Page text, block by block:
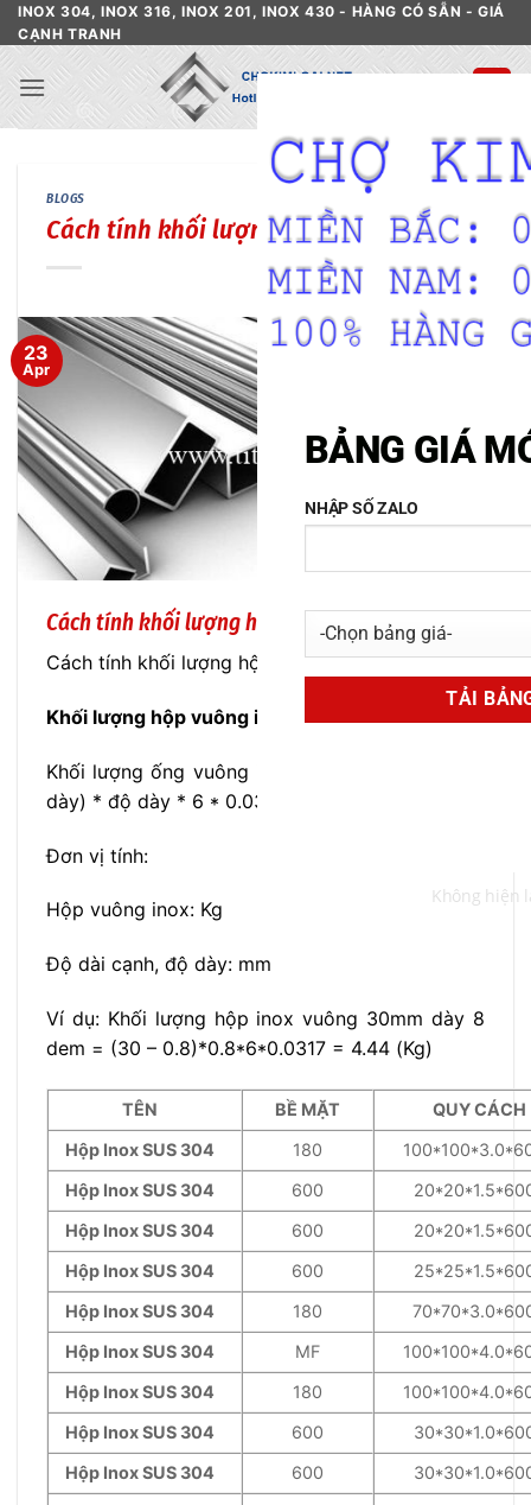
Skip
to
content
INOX 304, INOX 316, INOX 201, INOX 430 - HÀNG CÓ SẴN - GIÁ
CẠNH TRANH
BLOGS
Cách tính khối lượng hộp inox
23
Apr
Cách tính khối lượng hộp inox
Cách tính khối lượng hộp inox
Khối lượng hộp vuông inox dài 6m:
Khối lượng ống vuông inox = (độ dài cạnh – độ
dày) * độ dày * 6 * 0.0317
Đơn vị tính:
Hộp vuông inox: Kg
Độ dài cạnh, độ dày: mm
Ví dụ: Khối lượng hộp inox vuông 30mm dày 8
dem = (30 – 0.8)*0.8*6*0.0317 = 4.44 (Kg)
TÊN BỀ MẶT
QUY CÁCH
Hộp Inox SUS 304
180
Hộp Inox SUS 304
600
Hộp Inox SUS 304
600
Hộp Inox SUS 304
600
Hộp Inox SUS 304
180
Hộp Inox SUS 304
MF
Hộp Inox SUS 304
180
Hộp Inox SUS 304
600
Hộp Inox SUS 304
600
BẢNG GIÁ
NHẬP SỐ ZALO
Không hiện